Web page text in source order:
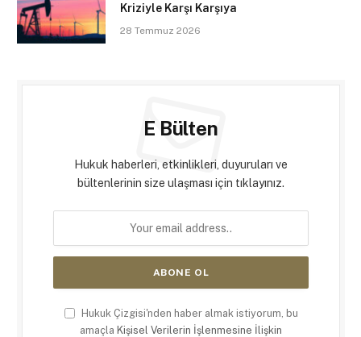
Kriziyle Karşı Karşıya
28 Temmuz 2026
E Bülten
Hukuk haberleri, etkinlikleri, duyuruları ve
bültenlerinin size ulaşması için tıklayınız.
Hukuk Çizgisi'nden haber almak istiyorum, bu
amaçla Kişisel Verilerin İşlenmesine İlişkin